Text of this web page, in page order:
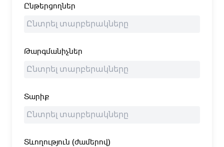
Ընթերցողներ
Թարգմանիչներ
Տարիք
Տևողություն (ժամերով)